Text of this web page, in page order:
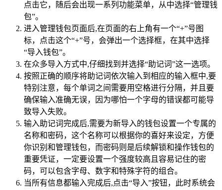
点击它，随后会出现一系列功能菜单，从中选择“管理钱
包”。
进入管理钱包页面后,在页面的右上角有一个“+”号图
标，点击这个“+”号，会弹出一个选择框，在其中选择
“导入钱包”。
在众多导入方式中,仔细找到并选择“助记词”这一选项。
按照正确的顺序将助记词依次输入到相应的输入框中,要
特别注意，每个单词之间需要用空格进行分隔，并且要
确保输入准确无误，因为哪怕一个字母的错误都可能导
致导入失败。
输入助记词完成后,需要为新导入的钱包设置一个专属的
名称和密码，这个名称可以根据你的喜好来设定，方便
你识别和管理钱包，而密码则是后续解锁和操作钱包的
重要凭证，一定要设置一个强度较高且容易记住的密
码，可以包含字母、数字和特殊字符的组合。
当所有信息都输入完成后,点击“导入”按钮，此时系统会